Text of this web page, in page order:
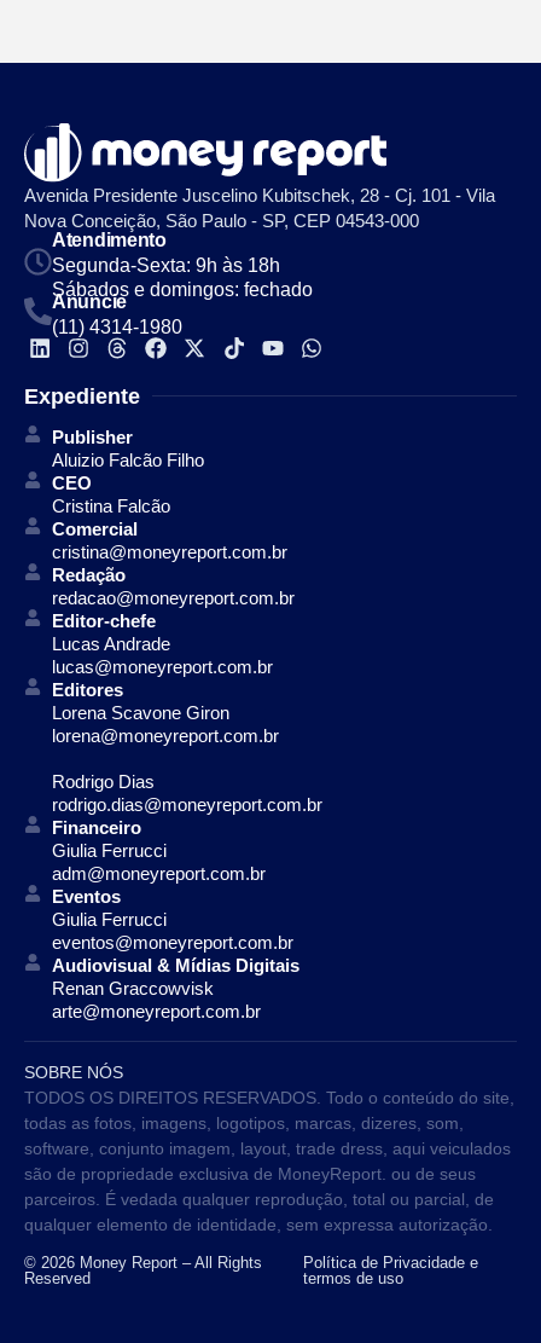
Avenida Presidente Juscelino Kubitschek, 28 - Cj. 101 - Vila
Nova Conceição, São Paulo - SP, CEP 04543-000
Atendimento
Segunda-Sexta: 9h às 18h
Sábados e domingos: fechado
Anuncie
(11) 4314-1980
Expediente
Publisher
Aluizio Falcão Filho
CEO
Cristina Falcão
Comercial
cristina@moneyreport.com.br
Redação
redacao@moneyreport.com.br
Editor-chefe
Lucas Andrade
lucas@moneyreport.com.br
Editores
Lorena Scavone Giron
lorena@moneyreport.com.br
Rodrigo Dias
rodrigo.dias@moneyreport.com.br
Financeiro
Giulia Ferrucci
adm@moneyreport.com.br
Eventos
Giulia Ferrucci
eventos@moneyreport.com.br
Audiovisual & Mídias Digitais
Renan Graccowvisk
arte@moneyreport.com.br
SOBRE NÓS
TODOS OS DIREITOS RESERVADOS. Todo o conteúdo do site,
todas as fotos, imagens, logotipos, marcas, dizeres, som,
software, conjunto imagem, layout, trade dress, aqui veiculados
são de propriedade exclusiva de MoneyReport. ou de seus
parceiros. É vedada qualquer reprodução, total ou parcial, de
qualquer elemento de identidade, sem expressa autorização.
© 2026 Money Report – All Rights
Reserved
Política de Privacidade e
termos de uso